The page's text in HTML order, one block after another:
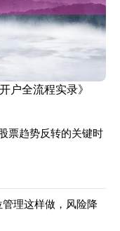
户全流程实录》
票趋势反转的关键时
管理这样做，风险降